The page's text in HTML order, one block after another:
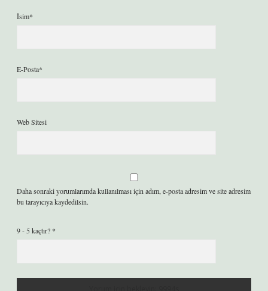
İsim*
E-Posta*
Web Sitesi
Daha sonraki yorumlarımda kullanılması için adım, e-posta adresim ve site adresim
bu tarayıcıya kaydedilsin.
9 - 5 kaçtır? *